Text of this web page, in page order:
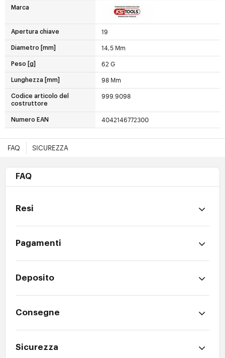
Marca
Apertura chiave 19
Diametro [mm] 14,5 Mm
Peso [g] 62 G
Lunghezza [mm] 98 Mm
Codice articolo del
costruttore
999.9098
Numero EAN 4042146772300
FAQ SICUREZZA
FAQ
Resi
Pagamenti
Deposito
Consegne
Sicurezza